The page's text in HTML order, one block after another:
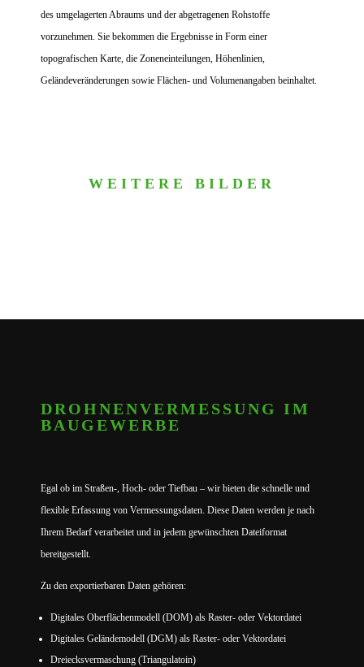
des umgelagerten Abraums und der abgetragenen Rohstoffe
vorzunehmen. Sie bekommen die Ergebnisse in Form einer
topografischen Karte, die Zoneneinteilungen, Höhenlinien,
Geländeveränderungen sowie Flächen- und Volumenangaben beinhaltet.
WEITERE BILDER
DROHNEN­VERMESSUNG IM
BAUGEWERBE
Egal ob im Straßen-, Hoch- oder Tiefbau – wir bieten die schnelle und
flexible Erfassung von Vermessungsdaten. Diese Daten werden je nach
Ihrem Bedarf verarbeitet und in jedem gewünschten Dateiformat
bereitgestellt.
Zu den exportierbaren Daten gehören:
Digitales Oberflächenmodell (DOM) als Raster- oder Vektordatei
Digitales Geländemodell (DGM) als Raster- oder Vektordatei
Dreiecksvermaschung (Triangulatoin)